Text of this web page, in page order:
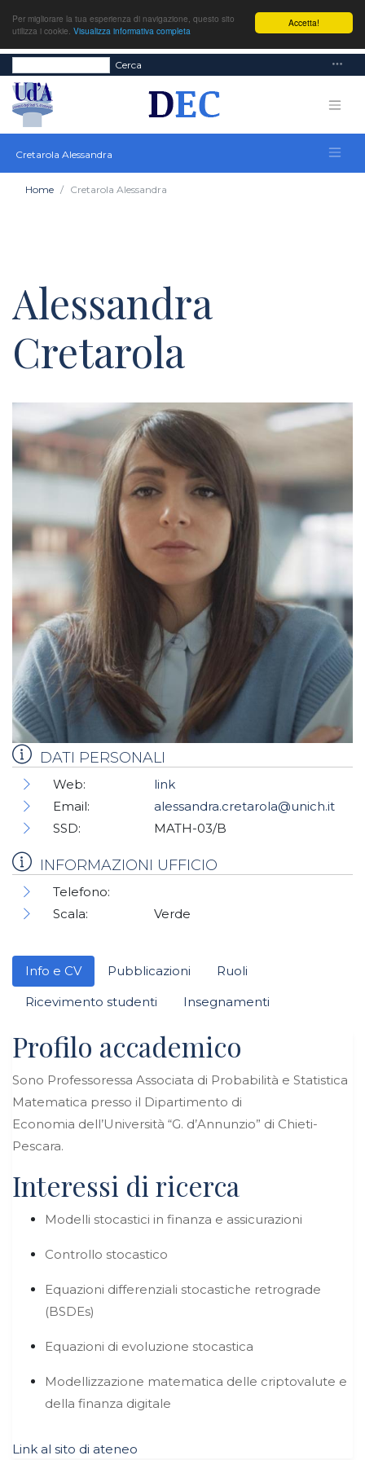
Accetta!
Per migliorare la tua esperienza di navigazione, questo sito
utilizza i cookie. Visualizza informativa completa
Cerca
Cretarola Alessandra
Home Cretarola Alessandra
Alessandra
Cretarola
DATI PERSONALI
Web:
link
Email:
alessandra.cretarola@unich.it
SSD:
MATH-03/B
INFORMAZIONI UFFICIO
Telefono:
Scala:
Verde
Info e CV Pubblicazioni
Ruoli
Ricevimento studenti
Insegnamenti
Profilo accademico
Sono Professoressa Associata di Probabilità e Statistica
Matematica presso il Dipartimento di
Economia dell’Università “G. d’Annunzio” di Chieti-
Pescara.
Interessi di ricerca
Modelli stocastici in finanza e assicurazioni
Controllo stocastico
Equazioni differenziali stocastiche retrograde
(BSDEs)
Equazioni di evoluzione stocastica
Modellizzazione matematica delle criptovalute e
della finanza digitale
Link al sito di ateneo